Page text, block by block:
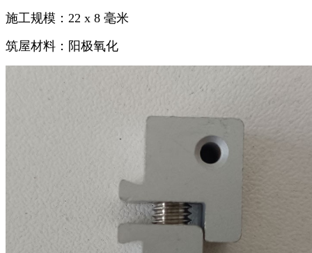
施工规模：22 x 8 毫米
筑屋材料：阳极氧化